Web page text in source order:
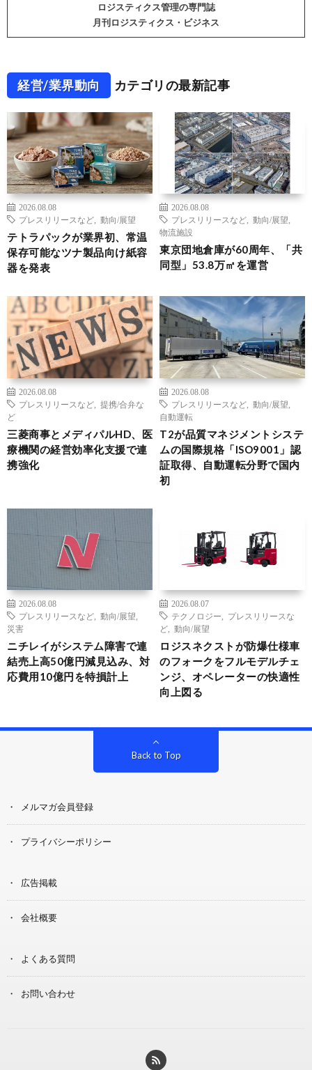
ロジスティクス管理の専門誌
月刊ロジスティクス・ビジネス
経営/業界動向 カテゴリの最新記事
2026.08.08
プレスリリースなど
動向/展望
テトラパックが業界初、常温
保存可能なツナ製品向け紙容
器を発表
2026.08.08
プレスリリースなど
動向/展望
物流施設
東京団地倉庫が60周年、「共
同型」53.8万㎡を運営
2026.08.08
プレスリリースなど
提携/合弁な
ど
三菱商事とメディパルHD、医
療機関の経営効率化支援で連
携強化
2026.08.08
プレスリリースなど
動向/展望
自動運転
T2が品質マネジメントシステ
ムの国際規格「ISO9001」認
証取得、自動運転分野で国内
初
2026.08.08
プレスリリースなど
動向/展望
災害
ニチレイがシステム障害で連
結売上高50億円減見込み、対
応費用10億円を特損計上
2026.08.07
テクノロジー
プレスリリースな
ど
動向/展望
ロジスネクストが防爆仕様車
のフォークをフルモデルチェ
ンジ、オペレーターの快適性
向上図る
Back to Top
メルマガ会員登録
プライバシーポリシー
広告掲載
会社概要
よくある質問
お問い合わせ